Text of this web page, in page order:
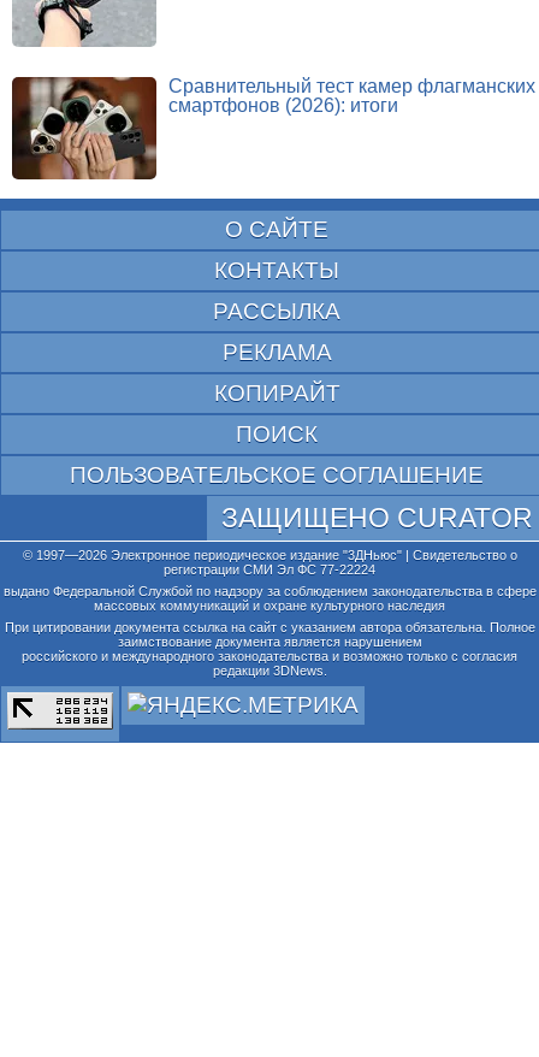
Сравнительный тест камер флагманских
смартфонов (2026): итоги
О САЙТЕ
КОНТАКТЫ
РАССЫЛКА
РЕКЛАМА
КОПИРАЙТ
ПОИСК
ПОЛЬЗОВАТЕЛЬСКОЕ СОГЛАШЕНИЕ
ЗАЩИЩЕНО CURATOR
© 1997—2026 Электронное периодическое издание "3ДНьюс" | Свидетельство о
регистрации СМИ Эл ФС 77-22224
выдано Федеральной Службой по надзору за соблюдением законодательства в сфере
массовых коммуникаций и охране культурного наследия
При цитировании документа ссылка на сайт с указанием автора обязательна. Полное
заимствование документа является нарушением
российского и международного законодательства и возможно только с согласия
редакции 3DNews.